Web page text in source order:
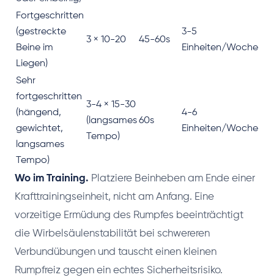
Fortgeschritten
(gestreckte
Beine im
Liegen)
3 × 10-20 45-60s
3-5
Einheiten/Woche
Sehr
fortgeschritten
(hängend,
gewichtet,
langsames
Tempo)
3-4 × 15-30
(langsames
Tempo)
60s
4-6
Einheiten/Woche
Wo im Training. Platziere Beinheben am Ende einer
Krafttrainingseinheit, nicht am Anfang. Eine
vorzeitige Ermüdung des Rumpfes beeinträchtigt
die Wirbelsäulenstabilität bei schwereren
Verbundübungen und tauscht einen kleinen
Rumpfreiz gegen ein echtes Sicherheitsrisiko.